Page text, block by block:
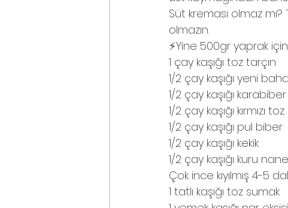
Süt kreması olmaz
olmazın.
⚡️Yine 500gr yaprak
1 çay kaşığı toz tarçın
1/2 çay kaşığı yeni
1/2 çay kaşığı karabiber
1/2 çay kaşığı kırmızı
1/2 çay kaşığı pul biber
1/2 çay kaşığı kekik
1/2 çay kaşığı kuru nane
Çok ince kıyılmış 4-5
1 tatlı kaşığı toz sumak